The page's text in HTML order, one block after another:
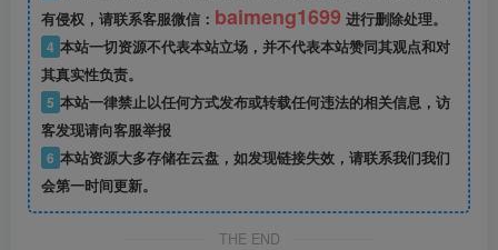
有侵权，请联系客服微信： baimeng1699 进行删除处理。
4 本站一切资源不代表本站立场，并不代表本站赞同其观点和对
其真实性负责。
5 本站一律禁止以任何方式发布或转载任何违法的相关信息，访
客发现请向客服举报
6 本站资源大多存储在云盘，如发现链接失效，请联系我们我们
会第一时间更新。
THE END